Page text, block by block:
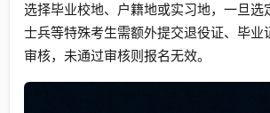
选择毕业校地、户籍地或实习地，一旦选
士兵等特殊考生需额外提交退役证、毕业
审核，未通过审核则报名无效。